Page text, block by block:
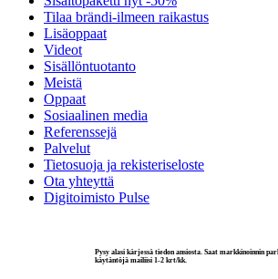
Tilaa brändi-ilmeen raikastus
Lisäoppaat
Videot
Sisällöntuotanto
Meistä
Oppaat
Sosiaalinen media
Referenssejä
Palvelut
Tietosuoja ja rekisteriseloste
Ota yhteyttä
Digitoimisto Pulse
Pysy alasi kärjessä tiedon ansiosta. Saat markkinoinnin
käytäntöjä mailiisi 1-2 krt/kk.